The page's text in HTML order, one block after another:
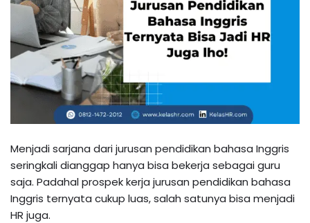
Menjadi sarjana dari jurusan pendidikan bahasa Inggris
seringkali dianggap hanya bisa bekerja sebagai guru
saja. Padahal prospek kerja jurusan pendidikan bahasa
Inggris ternyata cukup luas, salah satunya bisa menjadi
HR juga.